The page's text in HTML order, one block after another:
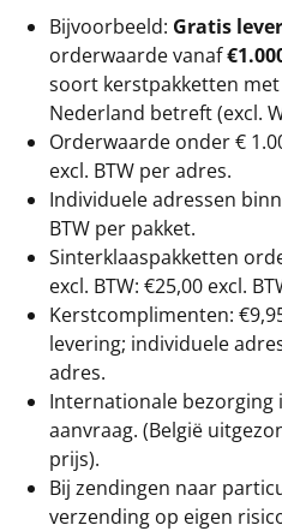
Bijvoorbeeld: Gratis
orderwaarde vanaf
soort kerstpakketten
Nederland betreft (excl.
Orderwaarde onder €
excl. BTW per adres.
Individuele adressen
BTW per pakket.
Sinterklaaspakketten
excl. BTW: €25,00 excl.
Kerstcomplimenten:
levering; individuele
adres.
Internationale bezorging
aanvraag. (België
prijs).
Bij zendingen naar
verzending op eigen